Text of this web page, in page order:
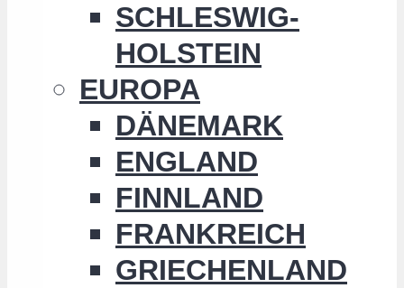
SCHLESWIG-
HOLSTEIN
EUROPA
DÄNEMARK
ENGLAND
FINNLAND
FRANKREICH
GRIECHENLAND